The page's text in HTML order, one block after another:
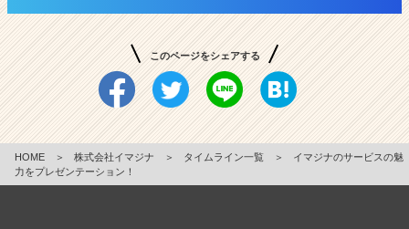
このページをシェアする
HOME ＞ 株式会社イマジナ ＞ タイムライン一覧 ＞
イマジナのサービスの魅
力をプレゼンテーション！